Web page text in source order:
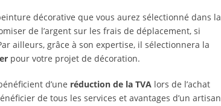
décorative que vous aurez sélectionné dans la
de l’argent sur les frais de déplacement, si
ailleurs, grâce à son expertise, il sélectionnera la
pour votre projet de décoration.
d’une réduction de la TVA lors de l’achat
de tous les services et avantages d’un artisan